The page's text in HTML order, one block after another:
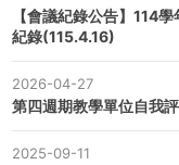
【會議紀錄公告】114
紀錄(115.4.16)
2026-04-27
第四週期教學單位自我
2025-09-11